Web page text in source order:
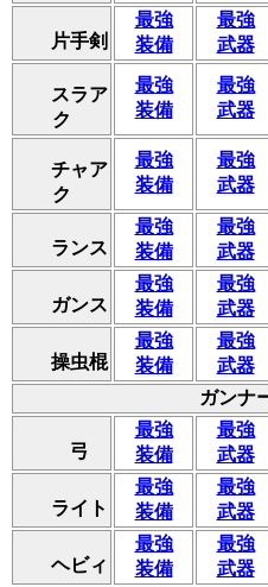
片手剣
最強
装備
最強
武器
スラア
ク
最強
装備
最強
武器
チャア
ク
最強
装備
最強
武器
ランス
最強
装備
最強
武器
ガンス
最強
装備
最強
武器
操虫棍
最強
装備
最強
武器
ガンナ
弓
最強
装備
最強
武器
ライト
最強
装備
最強
武器
ヘビィ
最強
装備
最強
武器